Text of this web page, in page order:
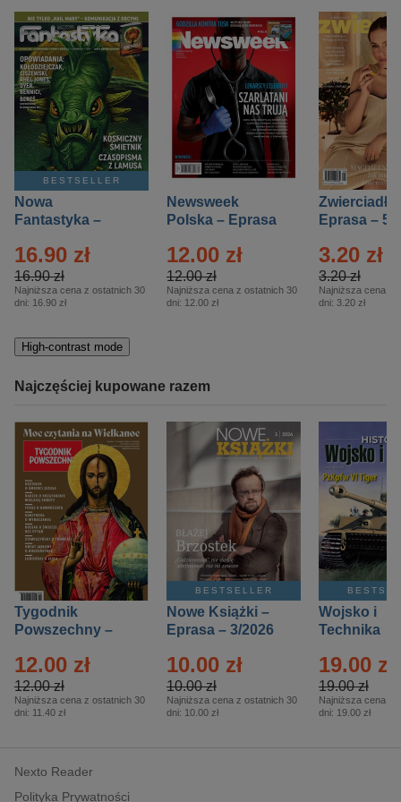
BESTSELLER
Nowa
Fantastyka –
16.90 zł
16.90 zł
Najniższa cena z ostatnich 30
dni: 16.90 zł
Newsweek
Polska – Eprasa
12.00 zł
12.00 zł
Najniższa cena z ostatnich 30
dni: 12.00 zł
Zwierciadło
Eprasa – 5/
3.20 zł
3.20 zł
Najniższa cena z
dni: 3.20 zł
High-contrast mode
Najczęściej kupowane razem
Tygodnik
Powszechny –
12.00 zł
12.00 zł
Najniższa cena z ostatnich 30
dni: 11.40 zł
BESTSELLER
Nowe Książki –
Eprasa – 3/2026
10.00 zł
10.00 zł
Najniższa cena z ostatnich 30
dni: 10.00 zł
Wojsko i
Technika
– 2/2026
19.00 zł
19.00 zł
Najniższa cena z
dni: 19.00 zł
Nexto Reader
Polityka Prywatności